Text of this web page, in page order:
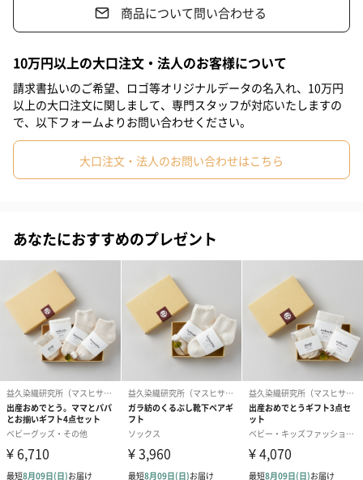
朝や出かけない夜の顔洗いは「ガラ紡の和紡布20×20（2枚
組）」で（洗顔フォームの泡立ての面倒くささもなし、肌への負
ジをして、冷えないようにふわふわの靴下を履いて、ストレスを
ためないように、日々の疲れを癒してほしいという願いが込めら
れています。
セット内容
日本有数の靴下の産地、奈良県広陵町。熟練の職人さんが毎日片
時も離れず糸の調整を行い、やさしくやわらかく編み上げまし
た。 裏がパイル生地になっていてふわふわの履き心地。
締め付け感が少ない、足の指が窮屈にならない、ゆったりとした
つま先。ふっくら優しく包みます。コットン素材なので吸水性が
よく、気になるムレを軽減します。
※ 編んでいる糸は綿100％ですが、ズレ落ちない、履いた後に形
をもとに戻すには、添え糸やゴムが必要です。
#同僚女性 #上司男性 #上司女性
#男友達 #女友達 #彼氏 #20代前半 #20代後半 #30代
#40代 #50代 #60代 #70代 #80代 #90代
商品について問い合わせる
10万円以上の大口注文・法人のお客様について
請求書払いのご希望、ロゴ等オリジナルデータの名入れ、10万円
以上の大口注文に関しまして、専門スタッフが対応いたしますの
で、以下フォームよりお問い合わせください。
大口注文・法人のお問い合わせはこちら
あなたにおすすめのプレゼント